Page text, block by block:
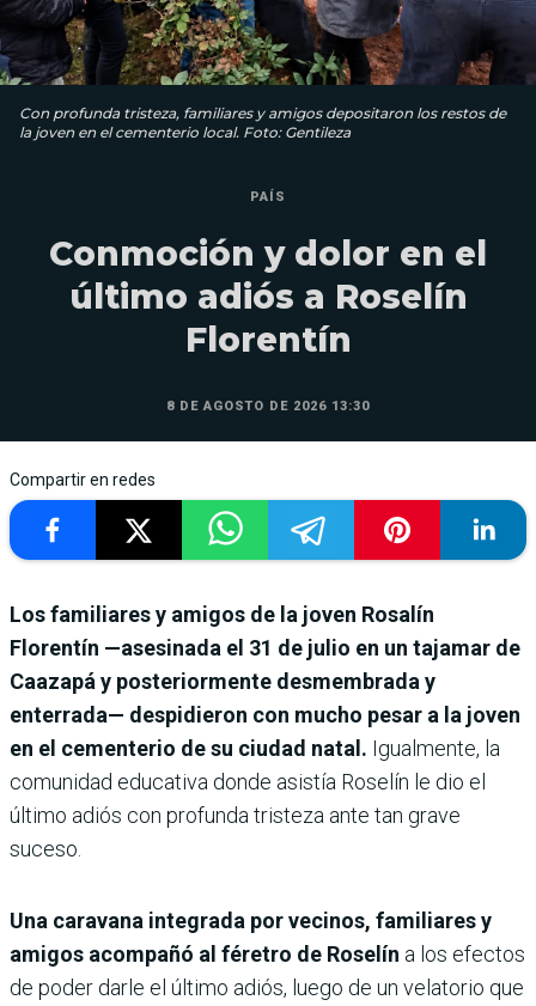
Con profunda tristeza, familiares y amigos depositaron los restos de
la joven en el cementerio local. Foto: Gentileza
PAÍS
Conmoción y dolor en el
último adiós a Roselín
Florentín
8 DE AGOSTO DE 2026 13:30
Compartir en redes
Los familiares y amigos de la joven Rosalín
Florentín —asesinada el 31 de julio en un tajamar de
Caazapá y posteriormente desmembrada y
enterrada— despidieron con mucho pesar a la joven
en el cementerio de su ciudad natal. Igualmente, la
comunidad educativa donde asistía Roselín le dio el
último adiós con profunda tristeza ante tan grave
suceso.
Una caravana integrada por vecinos, familiares y
amigos acompañó al féretro de Roselín a los efectos
de poder darle el último adiós, luego de un velatorio que